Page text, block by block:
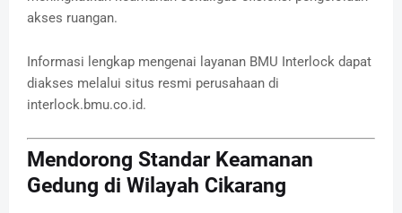
akses ruangan.
Informasi lengkap mengenai layanan BMU Interlock dapat
diakses melalui situs resmi perusahaan di
interlock.bmu.co.id.
Mendorong Standar Keamanan
Gedung di Wilayah Cikarang